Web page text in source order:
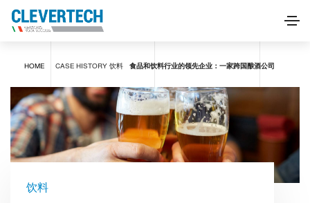
HOME CASE HISTORY 饮料 食品和饮料行业的领先企业：一家跨国酿酒公司
饮料